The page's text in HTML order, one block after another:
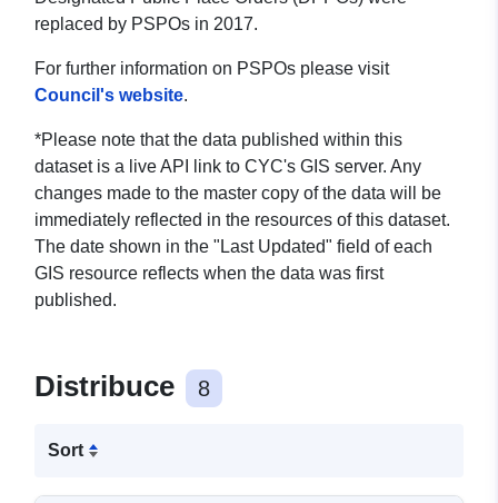
replaced by PSPOs in 2017.
For further information on PSPOs please visit
Council's website.
*Please note that the data published within this
dataset is a live API link to CYC's GIS server. Any
changes made to the master copy of the data will be
immediately reflected in the resources of this dataset.
The date shown in the "Last Updated" field of each
GIS resource reflects when the data was first
published.
Distribuce 8
Sort